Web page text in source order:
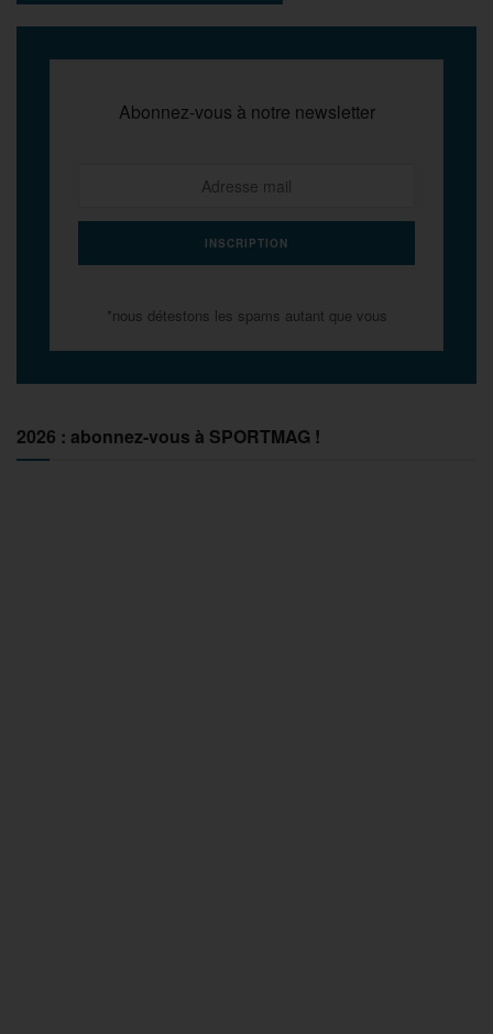
Abonnez-vous à notre newsletter
*nous détestons les spams autant que vous
2026 : abonnez-vous à SPORTMAG !